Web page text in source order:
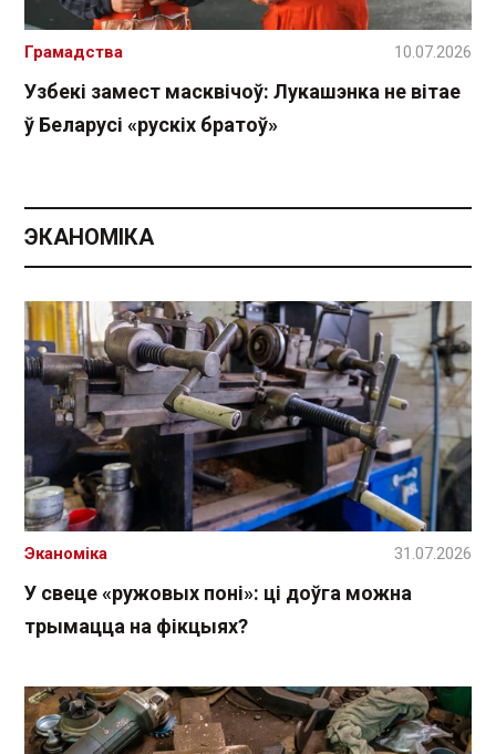
Узбекі замест масквічоў: Лукашэнка не вітае
ў Беларусі «рускіх братоў»
Грамадства 10.07.2026
ЭКАНОМІКА
У свеце «ружовых поні»: ці доўга можна
трымацца на фікцыях?
Эканоміка 31.07.2026